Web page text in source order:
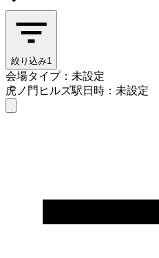
絞り込み1
会場タイプ：未設定
虎ノ門ヒルズ駅日時：未設定